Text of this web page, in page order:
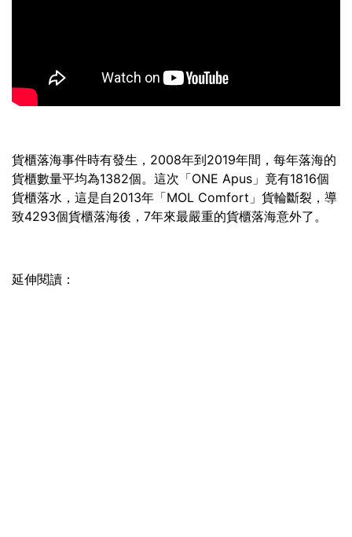
貨櫃落海事件時有發生，2008年到2019年間，每年落海的
貨櫃數量平均為1382個。這次「ONE Apus」竟有1816個
貨櫃落水，這是自2013年「MOL Comfort」貨輪斷裂，導
致4293個貨櫃落海後，7年來最嚴重的貨櫃落海意外了。
延伸閱讀：